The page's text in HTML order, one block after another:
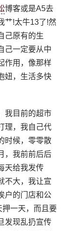
博客或是A5去
艹!太牛13了!然
己原有的生
己一定要从中
作用，像那样
妞，生活多快
我目前的超市
理，我自己代
时候，零零散
，我前前后后
天给我发传
不大，我让宣
户的门店和公
一天，而且要
发现乱扔宣传